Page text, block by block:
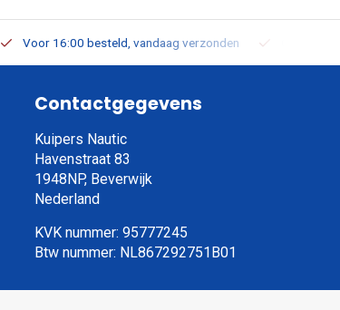
Voor 16:00 besteld, vandaag verzonden
Contactgegevens
Kuipers Nautic
Havenstraat 83
1948NP, Beverwijk
Nederland
KVK nummer: 95777245
Btw nummer: NL867292751B01